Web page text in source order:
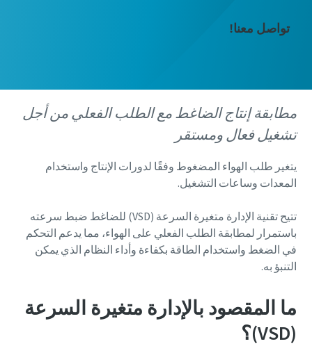
تواصل معنا!
مطابقة إنتاج الضاغط مع الطلب الفعلي من أجل
تشغيل فعال ومستقر
يتغير طلب الهواء المضغوط وفقًا لدورات الإنتاج واستخدام
المعدات وساعات التشغيل.
تتيح تقنية الإدارة متغيرة السرعة (VSD) للضاغط ضبط سرعته
باستمرار لمطابقة الطلب الفعلي على الهواء، مما يدعم التحكم
في الضغط واستخدام الطاقة بكفاءة وأداء النظام الذي يمكن
التنبؤ به.
ما المقصود بالإدارة متغيرة السرعة
(VSD)؟